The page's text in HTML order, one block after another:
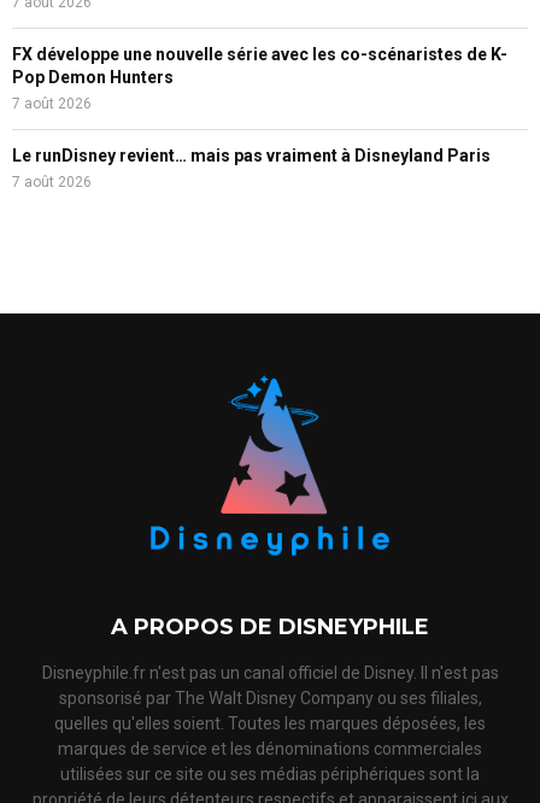
FX développe une nouvelle série avec les co-scénaristes de K-
Pop Demon Hunters
7 août 2026
Le runDisney revient… mais pas vraiment à Disneyland Paris
7 août 2026
A PROPOS DE DISNEYPHILE
Disneyphile.fr n'est pas un canal officiel de Disney. Il n'est pas
sponsorisé par The Walt Disney Company ou ses filiales,
quelles qu'elles soient. Toutes les marques déposées, les
marques de service et les dénominations commerciales
utilisées sur ce site ou ses médias périphériques sont la
propriété de leurs détenteurs respectifs et apparaissent ici aux